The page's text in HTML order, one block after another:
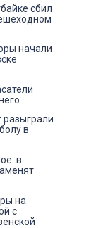
сбил
начали
разыграли
в
в
на
с